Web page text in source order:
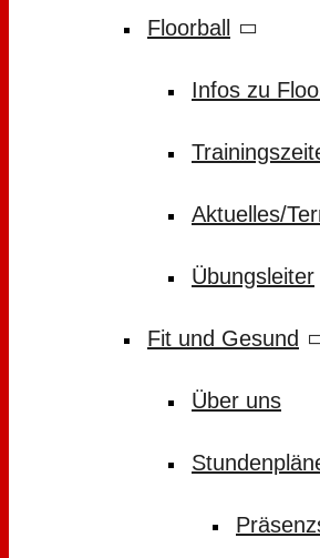
Floorball
Infos zu
Aktuelles/
Übungsleiter
Fit und Gesund
Über uns